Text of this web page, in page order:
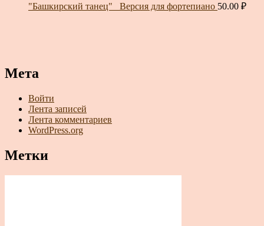
"Башкирский танец"_ Версия для фортепиано 50.00 ₽
Мета
Войти
Лента записей
Лента комментариев
WordPress.org
Метки